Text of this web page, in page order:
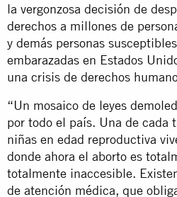
la vergonzosa decisión de
derechos a millones de
y demás personas
embarazadas en Estados
una crisis de derechos
“Un mosaico de leyes
por todo el país. Una de cada
niñas en edad reproductiva
donde ahora el aborto es
totalmente inaccesible.
de atención médica, que